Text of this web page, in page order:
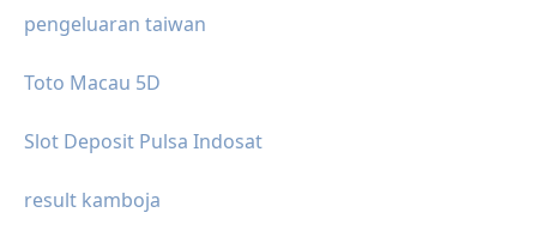
pengeluaran taiwan
Toto Macau 5D
Slot Deposit Pulsa Indosat
result kamboja